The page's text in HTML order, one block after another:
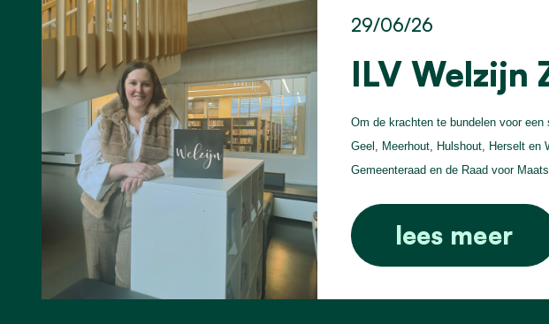
ILV Welzijn
29/06/26
Om de krachten te bundelen voor
Geel, Meerhout, Hulshout, Herselt en
Gemeenteraad en de Raad voor
lees meer